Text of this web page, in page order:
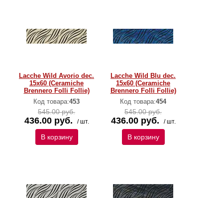
Lacche Wild Avorio dec.
15x60 (Ceramiche
Brennero Folli Follie)
Код товара:453
545.00 руб.
436.00 руб. / шт.
В корзину
Lacche Wild Blu dec.
15x60 (Ceramiche
Brennero Folli Follie)
Код товара:454
545.00 руб.
436.00 руб. / шт.
В корзину